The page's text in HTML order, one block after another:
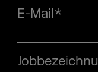
E-Mail*